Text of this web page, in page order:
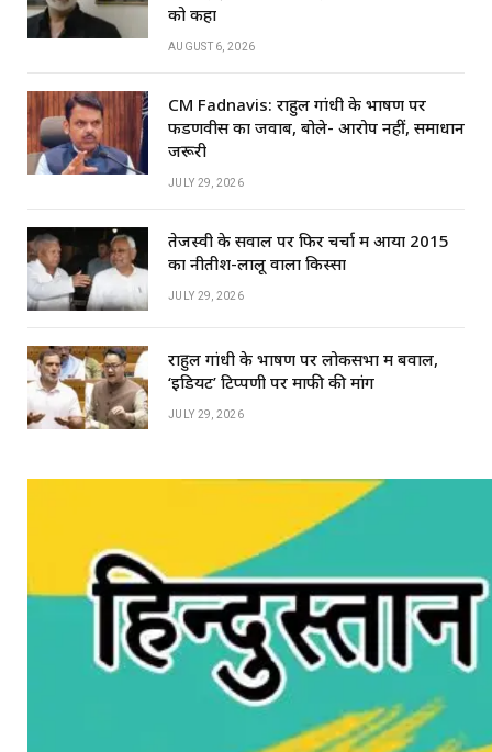
को कहा
AUGUST 6, 2026
CM Fadnavis: राहुल गांधी के भाषण पर
फडणवीस का जवाब, बोले- आरोप नहीं, समाधान
जरूरी
JULY 29, 2026
तेजस्वी के सवाल पर फिर चर्चा में आया 2015
का नीतीश-लालू वाला किस्सा
JULY 29, 2026
राहुल गांधी के भाषण पर लोकसभा में बवाल,
‘इडियट’ टिप्पणी पर माफी की मांग
JULY 29, 2026